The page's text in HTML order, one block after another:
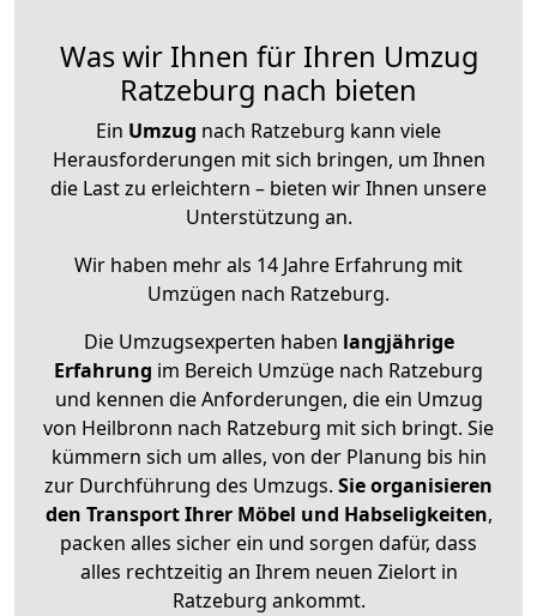
Was wir Ihnen für Ihren Umzug
Ratzeburg nach bieten
Ein Umzug nach Ratzeburg kann viele
Herausforderungen mit sich bringen, um Ihnen
die Last zu erleichtern – bieten wir Ihnen unsere
Unterstützung an.
Wir haben mehr als 14 Jahre Erfahrung mit
Umzügen nach Ratzeburg.
Die Umzugsexperten haben langjährige
Erfahrung im Bereich Umzüge nach Ratzeburg
und kennen die Anforderungen, die ein Umzug
von Heilbronn nach Ratzeburg mit sich bringt. Sie
kümmern sich um alles, von der Planung bis hin
zur Durchführung des Umzugs. Sie organisieren
den Transport Ihrer Möbel und Habseligkeiten,
packen alles sicher ein und sorgen dafür, dass
alles rechtzeitig an Ihrem neuen Zielort in
Ratzeburg ankommt.